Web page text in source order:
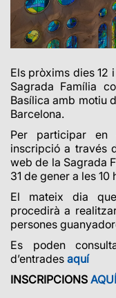
Els pròxims dies 12
Sagrada Família
Basílica amb motiu
Barcelona.
Per participar en
inscripció a través
web de la Sagrada
31 de gener a les 10
El mateix dia
procedirà a
persones
Es poden
d’entrades aquí
INSCRIPCIONS AQUÍ